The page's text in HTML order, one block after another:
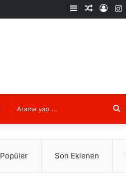
Kayıt
Rastgele
Kenar
Popüler Son Eklenen